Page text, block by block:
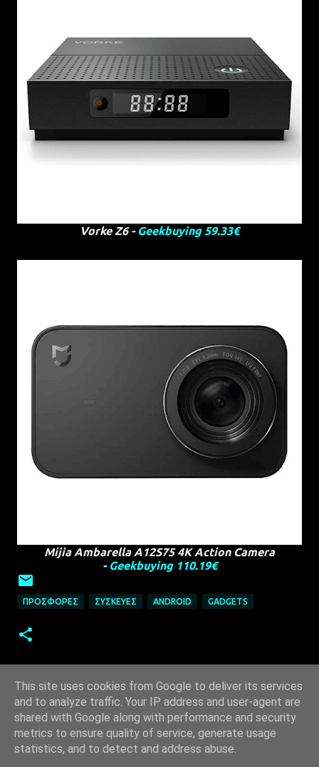
Vorke Z6 - Geekbuying 59.33€
Mijia Ambarella A12S75 4K Action Camera
- Geekbuying 110.19€
ΠΡΟΣΦΟΡΈΣ ΣΥΣΚΕΥΈΣ ANDROID GADGETS
This site uses cookies from Google to deliver its services
and to analyze traffic. Your IP address and user-agent are
shared with Google along with performance and security
metrics to ensure quality of service, generate usage
statistics, and to detect and address abuse.